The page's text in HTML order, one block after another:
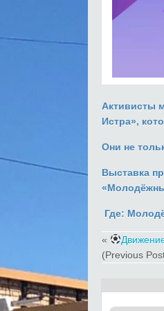
Активисты
Истра»,
Они не
Выставка
Где:
«
(Previous